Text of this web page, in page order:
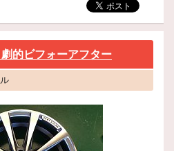
的ビフォーアフター